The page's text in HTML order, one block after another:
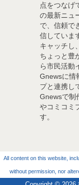
点をつなげ
の最新ニュ
で、信頼で
信していま
キャッチし
ちょっと豊
ら市民活動
Gnewsに情
プと連携し
Gnewsで制
やコミコミ
す。
All content on this website,
without permission, nor